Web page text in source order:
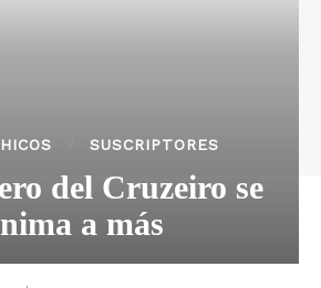
SUSCRIPTORES
del Cruzeiro se
a más